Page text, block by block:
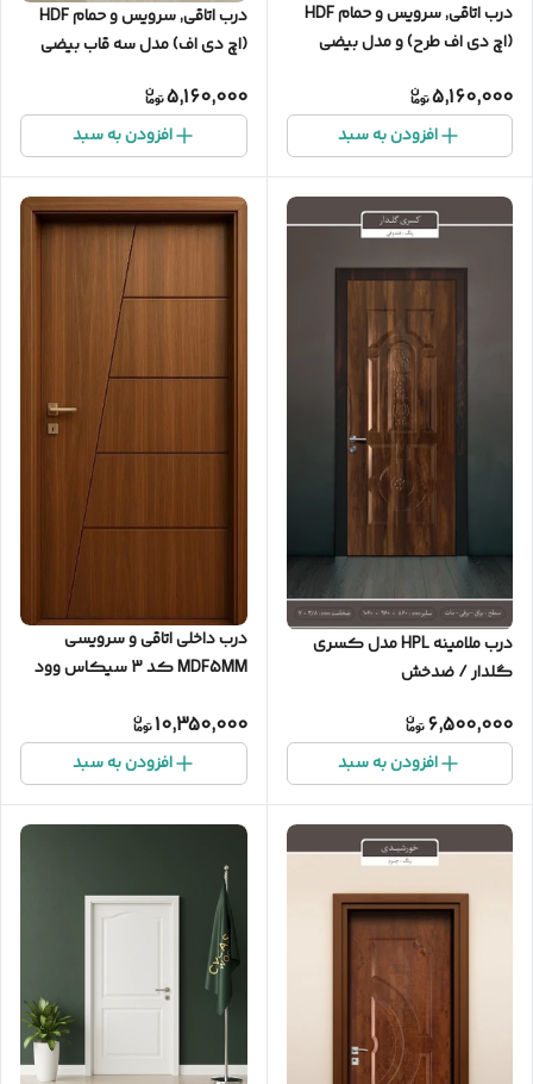
درب اتاقی, سرویس و حمام HDF
(اچ‌ دی‌ اف طرح) و مدل بیضی
5,160,000
افزودن به سبد
درب اتاقی, سرویس و حمام HDF
(اچ‌ دی‌ اف) مدل سه قاب بیضی
5,160,000
افزودن به سبد
درب ملامینه HPL مدل کسری
گلدار / ضدخش
6,500,000
افزودن به سبد
درب داخلی اتاقی و سرویسی
MDF5MM کد 3 سیکاس وود
10,350,000
افزودن به سبد